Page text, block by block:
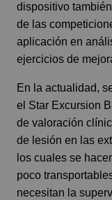
dispositivo
de las
aplicación en
ejercicios de
En la actualidad,
el Star Excursion
de valoración
de lesión en las
los cuales se
poco
necesitan la